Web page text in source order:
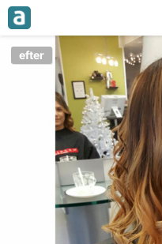
efter